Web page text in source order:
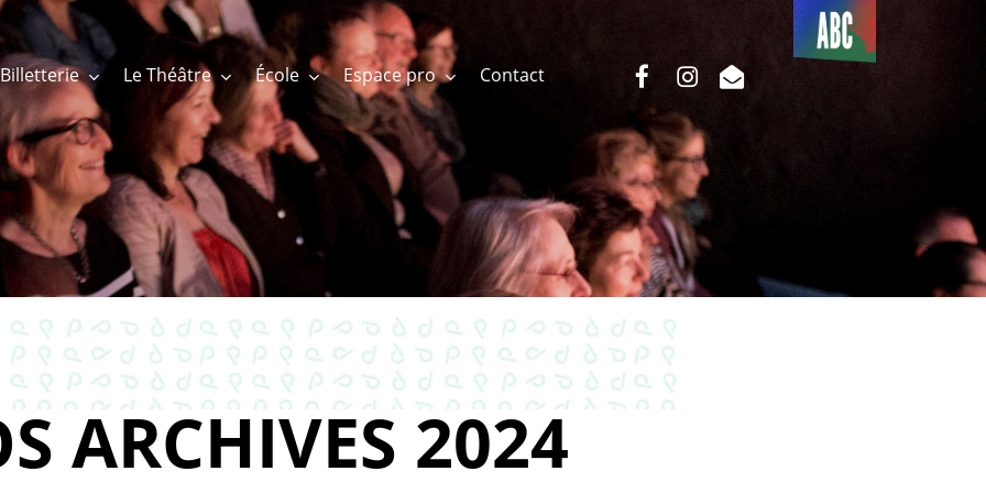
Billetterie Le Théâtre École Espace pro Contact
Du côté
de l’ABC
facebookinstagram
email
ARCHIVES 2024